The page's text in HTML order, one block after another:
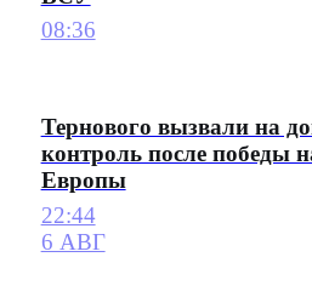
08:36
Тернового вызвали на
контроль после победы
Европы
22:44
6 АВГ